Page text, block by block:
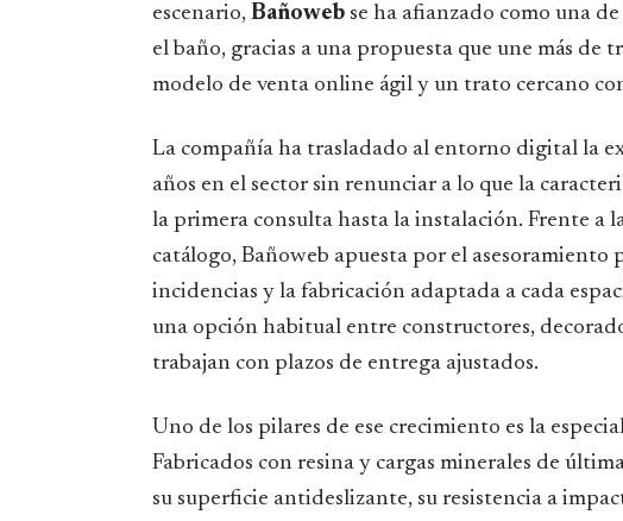
escenario, Bañoweb se ha afianzado como una
el baño, gracias a una propuesta que une más de
modelo de venta online ágil y un trato cercano
La compañía ha trasladado al entorno digital la
años en el sector sin renunciar a lo que la
la primera consulta hasta la instalación. Frente a
catálogo, Bañoweb apuesta por el
incidencias y la fabricación adaptada a cada
una opción habitual entre constructores,
trabajan con plazos de entrega ajustados.
Uno de los pilares de ese crecimiento es la
Fabricados con resina y cargas minerales de
su superficie antideslizante, su resistencia a